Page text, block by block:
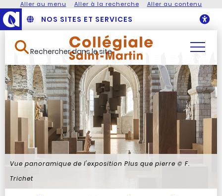
Aller au menu Aller à la recherche Aller au contenu
NOS SITES ET SERVICES
Rechercher dans le site
Vue panoramique de l'exposition Plus que pierre © F.
Trichet